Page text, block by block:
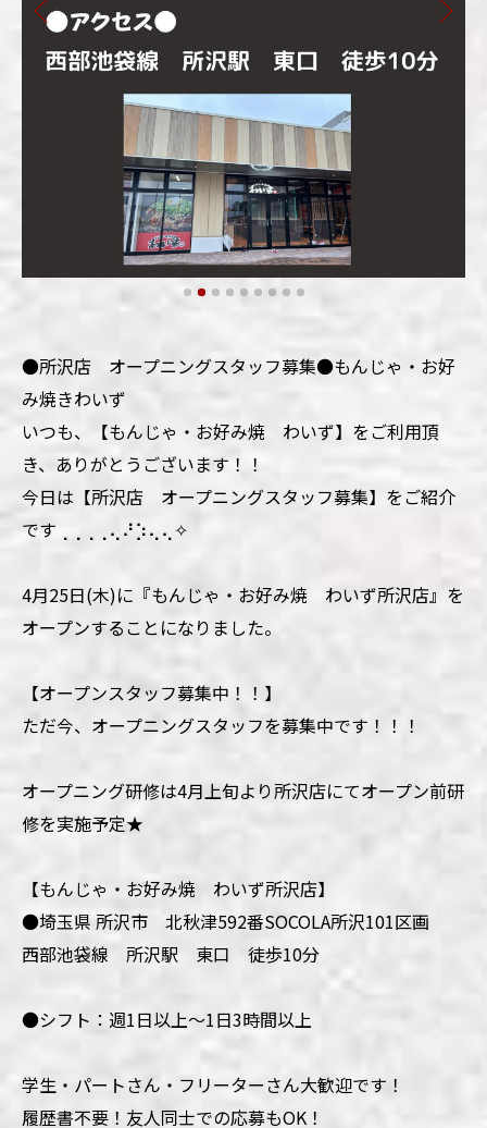
●所沢店 オープニングスタッフ募集●もんじゃ・お好
み焼きわいず
いつも、【もんじゃ・お好み焼 わいず】をご利用頂
き、ありがとうございます！！
今日は【所沢店 オープニングスタッフ募集】をご紹介
です⢀⢀⢀⢀⢄⠜⡱⢄⢄✧
4月25日(木)に『もんじゃ・お好み焼 わいず所沢店』を
オープンすることになりました。
【オープンスタッフ募集中！！】
ただ今、オープニングスタッフを募集中です！！！
オープニング研修は4月上旬より所沢店にてオープン前研
修を実施予定★
【もんじゃ・お好み焼 わいず所沢店】
●埼玉県 所沢市 北秋津592番SOCOLA所沢101区画
西部池袋線 所沢駅 東口 徒歩10分
●シフト：週1日以上～1日3時間以上
学生・パートさん・フリーターさん大歓迎です！
履歴書不要！友人同士での応募もOK！